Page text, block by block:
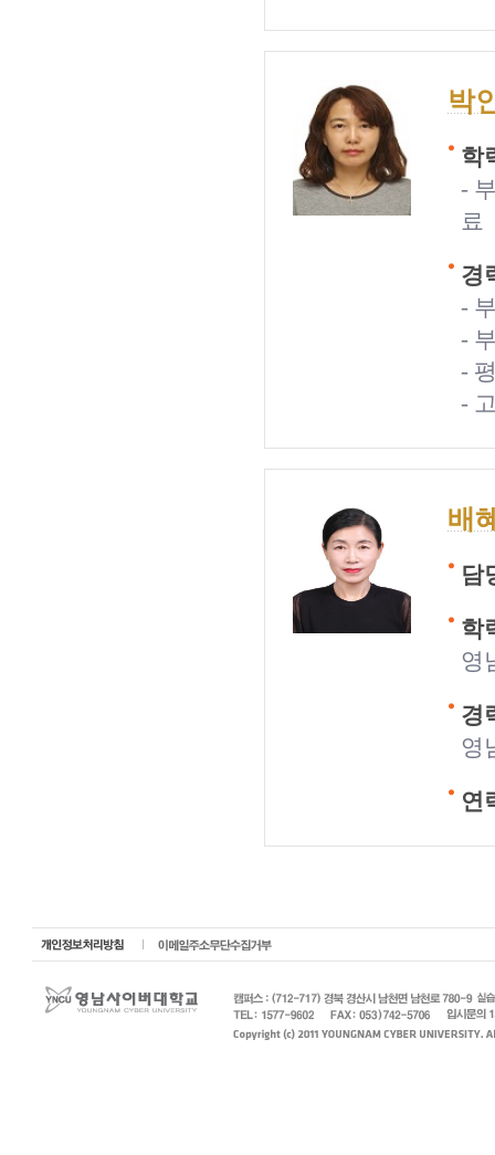
박
학
-
료
경
-
-
-
-
배
담
학
영
경
영
연